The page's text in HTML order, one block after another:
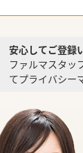
安心してご登録
ファルマスタッ
てプライバシー